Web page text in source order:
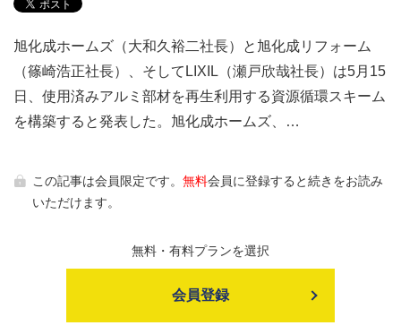
旭化成ホームズ（大和久裕二社長）と旭化成リフォーム
（篠崎浩正社長）、そしてLIXIL（瀬戸欣哉社長）は5月15
日、使用済みアルミ部材を再生利用する資源循環スキーム
を構築すると発表した。旭化成ホームズ、…
この記事は会員限定です。 無料会員に登録すると続きをお読み
いただけます。
無料・有料プランを選択
会員登録